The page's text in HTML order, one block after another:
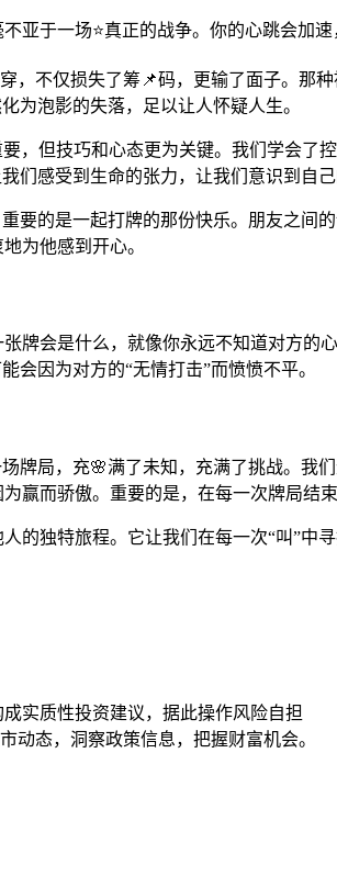
亚于一场⭐真正的战争。你的心跳会加
，不仅损失了筹📌码，更输了面子。那
为泡影的失落，足以让人怀疑人生。
，但技巧和心态更为关键。我们学会
们感受到生命的张力，让我们意识到自
要的是一起打牌的那份快乐。朋友之
为他感到开心。
牌会是什么，就像你永远不知道对方
会因为对方的“无情打击”而愤愤不平。
牌局，充🌸满了未知，充满了挑战。
赢而骄傲。重要的是，在每一次牌局结
独特旅程。它让我们在每一次“叫”中
实质性投资建议，据此操作风险自担
动态，洞察政策信息，把握财富机会。